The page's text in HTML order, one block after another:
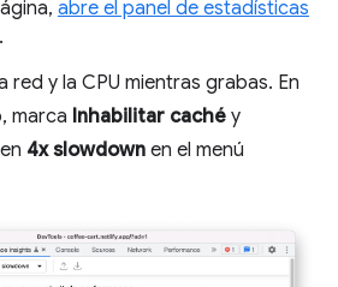
abre el panel de estadísticas
.
red y la CPU mientras grabas. En
marca Inhabilitar caché y
en 4x slowdown en el menú